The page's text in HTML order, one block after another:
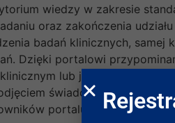
wiedzy w zakresie
oraz zakończenia
badań klinicznych,
Dzięki portalowi
klinicznym lub już są
świadomej decyzji o
portalu przekazujemy